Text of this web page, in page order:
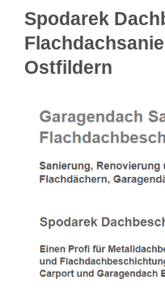
Spodarek
Ostfildern